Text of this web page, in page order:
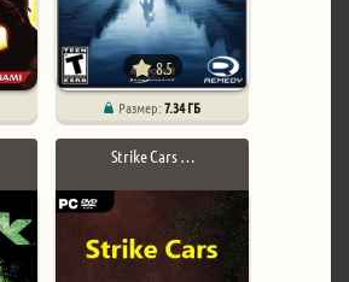
8.5
Размер:7.34 ГБ
Strike Cars …